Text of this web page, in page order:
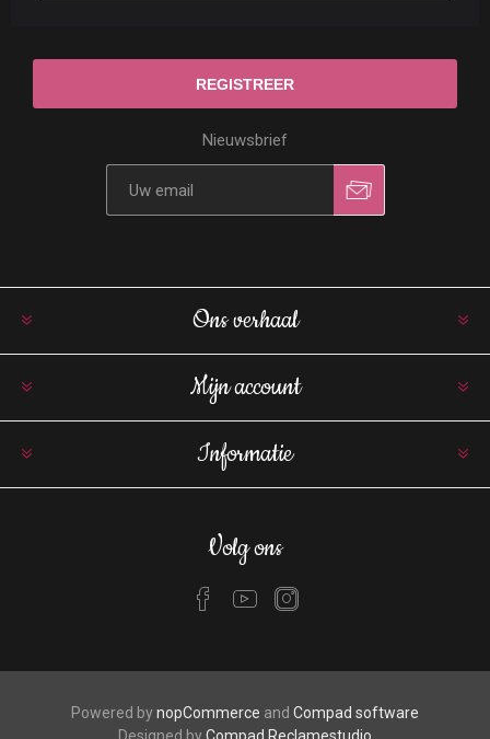
Nieuwsbrief
Ons verhaal
Mijn account
Informatie
Volg ons
Powered bynopCommerce and Compad software